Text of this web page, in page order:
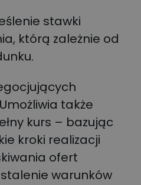
stawki
którą zależnie od
także
kurs – bazując
kroki realizacji
ofert
warunków